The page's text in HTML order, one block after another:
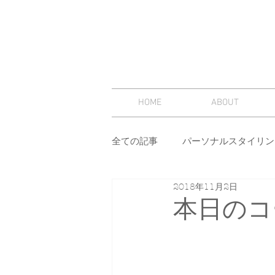
HOME ABOUT
全ての記事 パーソナルスタイリ
スタイリング セミナー
本日の
2018年11月2日